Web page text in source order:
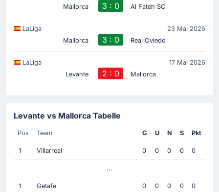
Mallorca
3 : 0 Al Fateh SC
LaLiga
23 Mai 2026
Mallorca
3 : 0 Real Oviedo
LaLiga
17 Mai 2026
Levante
2 : 0 Mallorca
Levante vs Mallorca Tabelle
Pos Team G U N S Pkt
1 Villarreal 0 0 0 0 0
...
1 Getafe 0 0 0 0 0